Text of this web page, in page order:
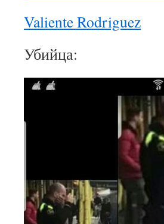
Valiente Rodriguez
Убийца: